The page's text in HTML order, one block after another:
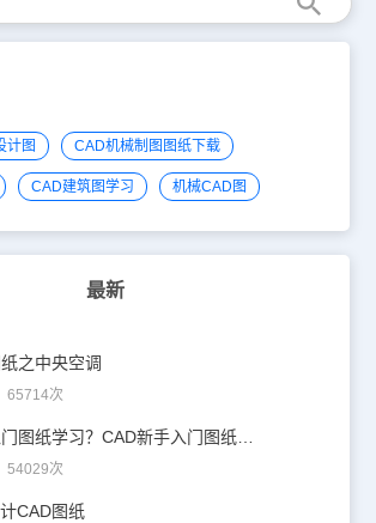
计图 CAD机械制图图纸下载
CAD建筑图学习 机械CAD图
最新
之中央空调
次
CAD机械入门图纸学习？CAD新手入门图纸练习
次
CAD图纸